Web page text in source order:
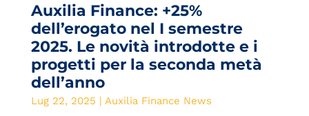
Auxilia Finance: +25%
dell’erogato nel I semestre
2025. Le novità introdotte e i
progetti per la seconda metà
dell’anno
Lug 22, 2025 | Auxilia Finance News